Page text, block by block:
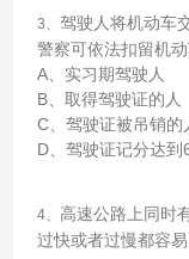
3、 驾驶人将机动车
警察可依法扣留机
A、实习期驾驶人
B、取得驾驶证的人
C、驾驶证被吊销的
D、驾驶证记分达到
4、 高速公路上同时
过快或者过慢都容易